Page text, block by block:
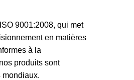
9001:2008, qui met
en matières
à la
produits sont
mondiaux.